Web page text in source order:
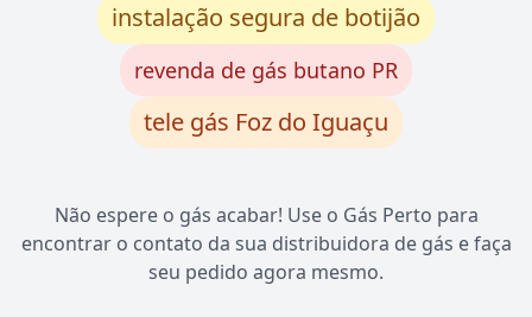
instalação segura de botijão
revenda de gás butano PR
tele gás Foz do Iguaçu
Não espere o gás acabar! Use o Gás Perto para
encontrar o contato da sua distribuidora de gás e faça
seu pedido agora mesmo.